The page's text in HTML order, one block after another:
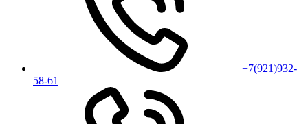
+7(921)932-
58-61